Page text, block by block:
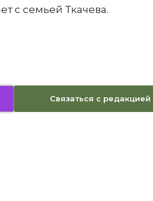
с семьей Ткачева.
Связаться с редакцией